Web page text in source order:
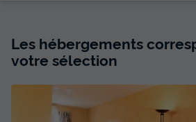
Les hébergements
votre sélection